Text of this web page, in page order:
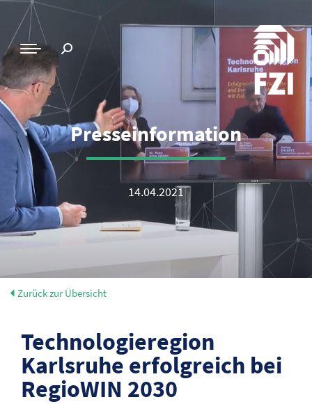
Presseinformation
14.04.2021
Zurück zur Übersicht
Technologieregion
Karlsruhe erfolgreich bei
RegioWIN 2030